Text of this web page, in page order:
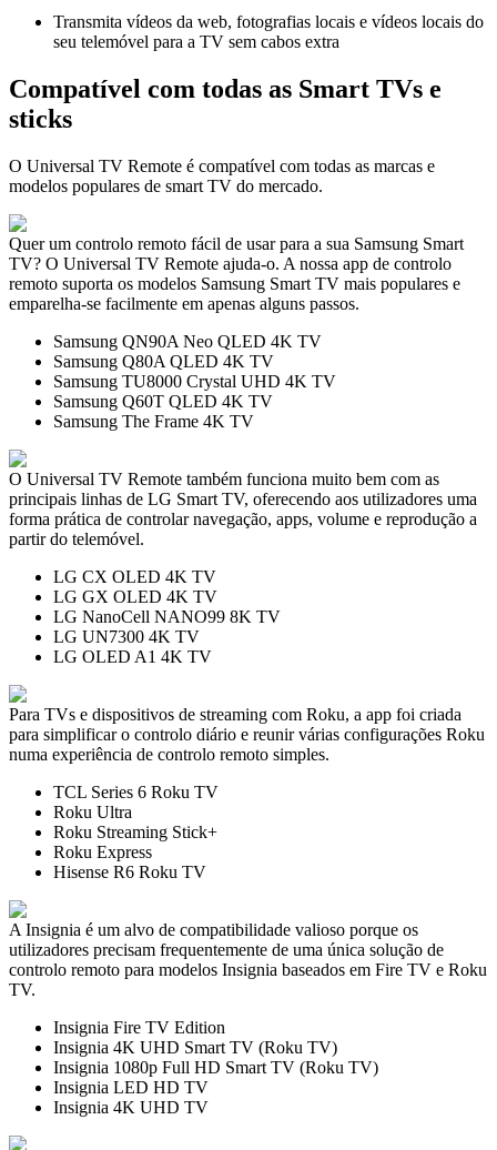
Transmita vídeos da web, fotografias locais e vídeos locais do
seu telemóvel para a TV sem cabos extra
Compatível com todas as Smart TVs e
sticks
O Universal TV Remote é compatível com todas as marcas e
modelos populares de smart TV do mercado.
Quer um controlo remoto fácil de usar para a sua Samsung Smart
TV? O Universal TV Remote ajuda-o. A nossa app de controlo
remoto suporta os modelos Samsung Smart TV mais populares e
emparelha-se facilmente em apenas alguns passos.
Samsung QN90A Neo QLED 4K TV
Samsung Q80A QLED 4K TV
Samsung TU8000 Crystal UHD 4K TV
Samsung Q60T QLED 4K TV
Samsung The Frame 4K TV
O Universal TV Remote também funciona muito bem com as
principais linhas de LG Smart TV, oferecendo aos utilizadores uma
forma prática de controlar navegação, apps, volume e reprodução a
partir do telemóvel.
LG CX OLED 4K TV
LG GX OLED 4K TV
LG NanoCell NANO99 8K TV
LG UN7300 4K TV
LG OLED A1 4K TV
Para TVs e dispositivos de streaming com Roku, a app foi criada
para simplificar o controlo diário e reunir várias configurações Roku
numa experiência de controlo remoto simples.
TCL Series 6 Roku TV
Roku Ultra
Roku Streaming Stick+
Roku Express
Hisense R6 Roku TV
A Insignia é um alvo de compatibilidade valioso porque os
utilizadores precisam frequentemente de uma única solução de
controlo remoto para modelos Insignia baseados em Fire TV e Roku
TV.
Insignia Fire TV Edition
Insignia 4K UHD Smart TV (Roku TV)
Insignia 1080p Full HD Smart TV (Roku TV)
Insignia LED HD TV
Insignia 4K UHD TV